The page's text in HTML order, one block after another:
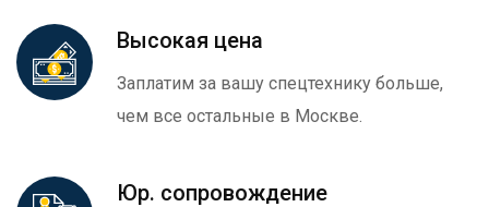
Высокая цена
Заплатим за вашу спецтехнику больше,
чем все остальные в Москве.
Юр. сопровождение